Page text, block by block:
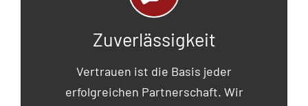
Zuverlässigkeit
Vertrauen ist die Basis jeder
erfolgreichen Partnerschaft. Wir